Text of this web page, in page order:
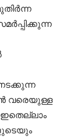
വരെയുള്ള